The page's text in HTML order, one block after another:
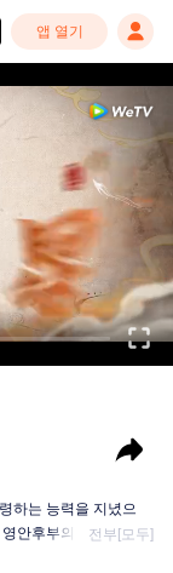
앱 열기
하는 능력을 지녔으
안후부의 연회를 뒤
전부[모두]